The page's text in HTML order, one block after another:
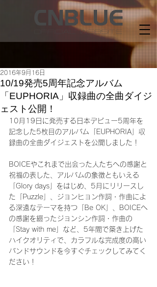
10/19発売5周年記念アルバム
「EUPHORIA」収録曲の全曲ダイジ
ェスト公開！
2016年9月16日
10月19日に発売する日本デビュー5周年を
記念した5枚目のアルバム「EUPHORIA」収
録曲の全曲ダイジェストを公開しました！
BOICEやこれまで出会った人たちへの感謝と
祝福の表した、アルバムの象徴ともいえる
「Glory days」をはじめ、5月にリリースし
た「Puzzle」、ジョンヒョン作詞・作曲によ
る深遠なテーマを持つ「Be OK」、BOICEへ
の感謝を綴ったジョンシン作詞・作曲の
「Stay with me」など、5年間で築き上げた
ハイクオリティで、カラフルな完成度の高い
バンドサウンドを今すぐチェックしてみてく
ださい！